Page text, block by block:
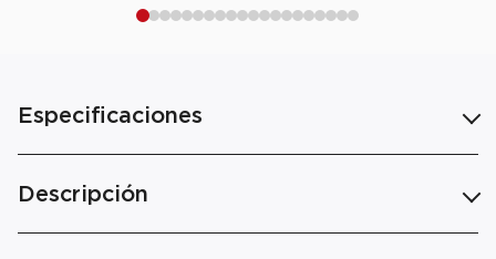
Especificaciones
Descripción